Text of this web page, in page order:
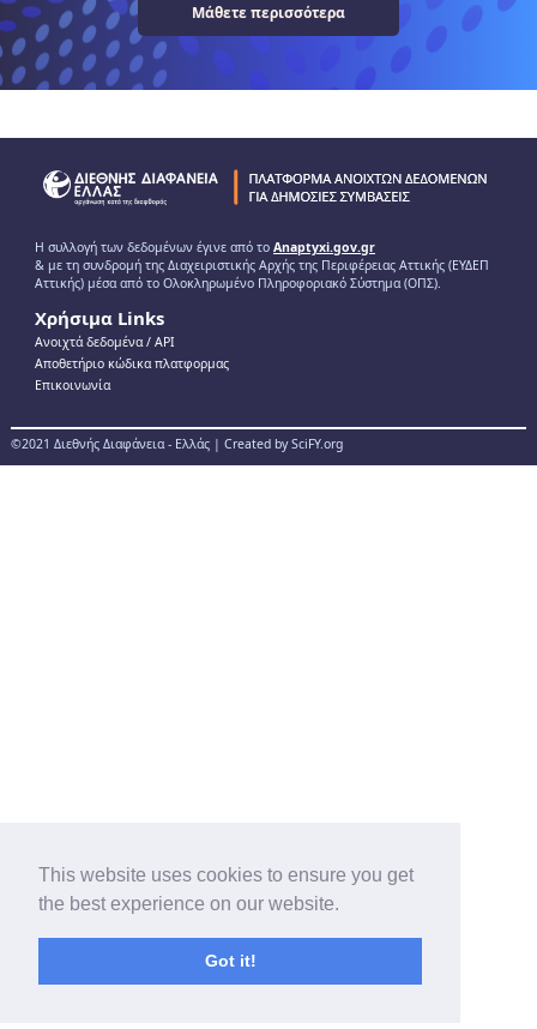
This website uses cookies to ensure you get
the best experience on our website.
Got it!
Μάθετε περισσότερα
Η συλλογή των δεδομένων έγινε από το Anaptyxi.gov.gr
& με τη συνδρομή της Διαχειριστικής Αρχής της Περιφέρειας Αττικής (ΕΥΔΕΠ
Αττικής) μέσα από το Ολοκληρωμένο Πληροφοριακό Σύστημα (ΟΠΣ).
Χρήσιμα Links
Ανοιχτά δεδομένα / ΑPI
Αποθετήριο κώδικα πλατφορμας
Επικοινωνία
©2021 Διεθνής Διαφάνεια - Ελλάς | Created by SciFY.org